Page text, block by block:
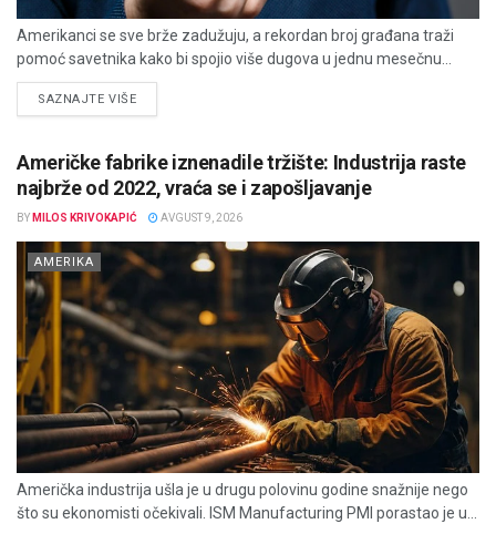
Amerikanci se sve brže zadužuju, a rekordan broj građana traži
pomoć savetnika kako bi spojio više dugova u jednu mesečnu...
SAZNAJTE VIŠEDETAILS
Američke fabrike iznenadile tržište: Industrija raste
najbrže od 2022, vraća se i zapošljavanje
BY MILOS KRIVOKAPIĆ AVGUST 9, 2026
AMERIKA
Američka industrija ušla je u drugu polovinu godine snažnije nego
što su ekonomisti očekivali. ISM Manufacturing PMI porastao je u...